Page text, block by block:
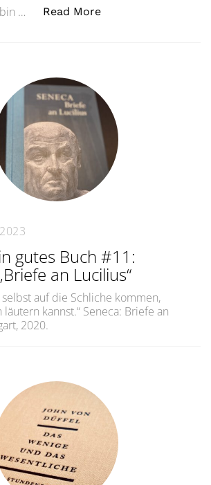
…
Read More„Wie sieht die
gutes Buch #11:
an Lucilius“
selbst auf die Schliche kommen,
kannst.“ Seneca: Briefe an
2020.